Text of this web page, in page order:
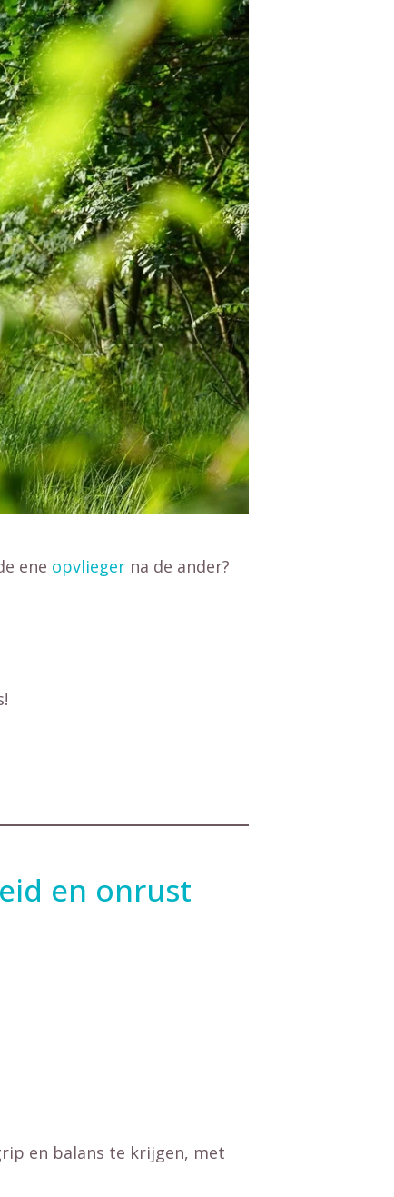
ene opvlieger na de ander?
en onrust
en balans te krijgen, met